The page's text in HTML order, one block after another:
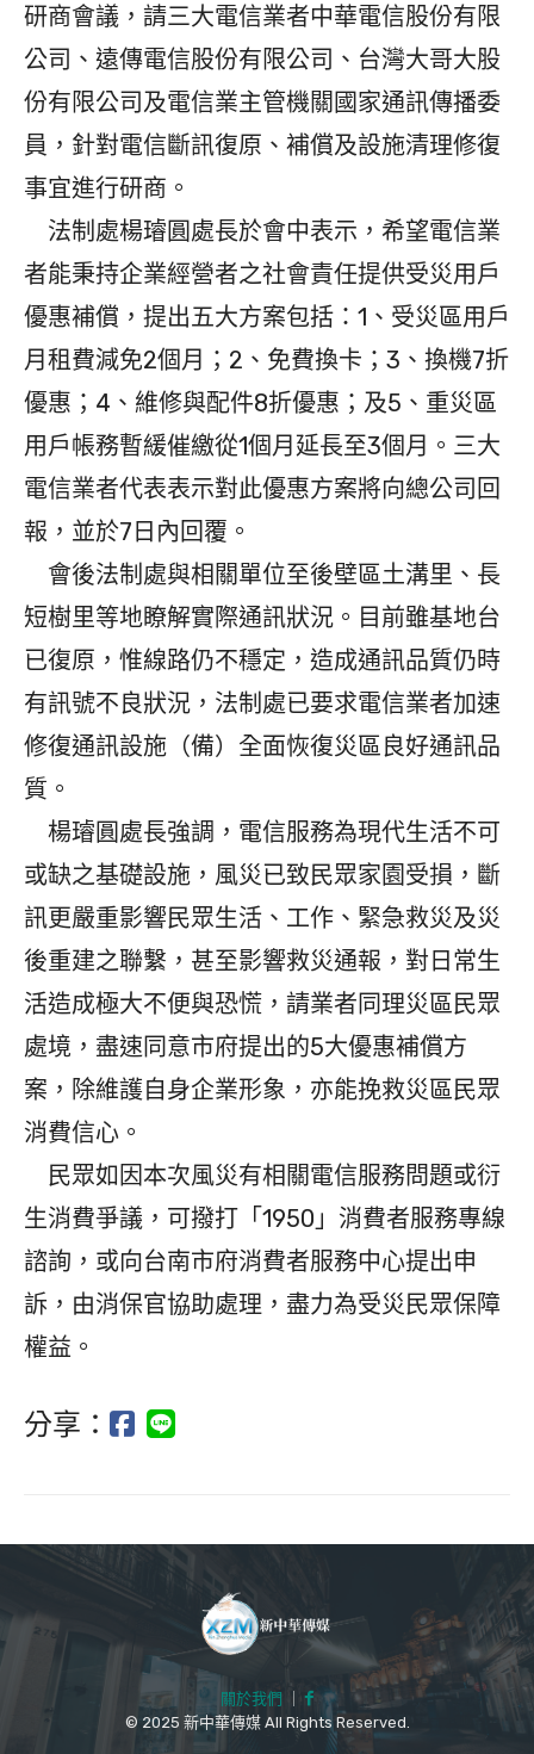
研商會議，請三大電信業者中華電信股份有限
公司、遠傳電信股份有限公司、台灣大哥大股
份有限公司及電信業主管機關國家通訊傳播委
員，針對電信斷訊復原、補償及設施清理修復
事宜進行研商。
法制處楊璿圓處長於會中表示，希望電信業
者能秉持企業經營者之社會責任提供受災用戶
優惠補償，提出五大方案包括：1、受災區用戶
月租費減免2個月；2、免費換卡；3、換機7折
優惠；4、維修與配件8折優惠；及5、重災區
用戶帳務暫緩催繳從1個月延長至3個月。三大
電信業者代表表示對此優惠方案將向總公司回
報，並於7日內回覆。
會後法制處與相關單位至後壁區土溝里、長
短樹里等地瞭解實際通訊狀況。目前雖基地台
已復原，惟線路仍不穩定，造成通訊品質仍時
有訊號不良狀況，法制處已要求電信業者加速
修復通訊設施（備）全面恢復災區良好通訊品
質。
楊璿圓處長強調，電信服務為現代生活不可
或缺之基礎設施，風災已致民眾家園受損，斷
訊更嚴重影響民眾生活、工作、緊急救災及災
後重建之聯繫，甚至影響救災通報，對日常生
活造成極大不便與恐慌，請業者同理災區民眾
處境，盡速同意市府提出的5大優惠補償方
案，除維護自身企業形象，亦能挽救災區民眾
消費信心。
民眾如因本次風災有相關電信服務問題或衍
生消費爭議，可撥打「1950」消費者服務專線
諮詢，或向台南市府消費者服務中心提出申
訴，由消保官協助處理，盡力為受災民眾保障
權益。
分享：
關於我們 ｜
© 2025 新中華傳媒 All Rights Reserved.